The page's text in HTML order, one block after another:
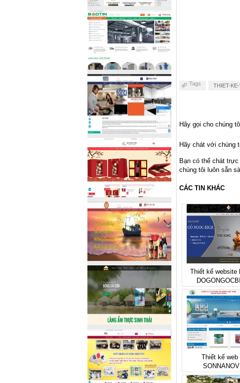
Tags THIET-
Hãy gọi cho chúng
Hãy chát với chúng
Bạn có thể chát
chúng tôi luôn sẵn
CÁC TIN KHÁC
Thiết kế website
Thiết kế web